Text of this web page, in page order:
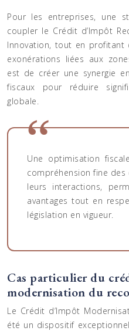
Pour les entreprises, une
coupler le Crédit d’Impôt
Innovation, tout en profitant
exonérations liées aux
est de créer une synergie
fiscaux pour réduire
globale.
Une optimisation
compréhension fine
leurs interactions,
avantages tout en
législation en vigueur.
Cas particulier du
modernisation du
Le Crédit d’Impôt
été un dispositif